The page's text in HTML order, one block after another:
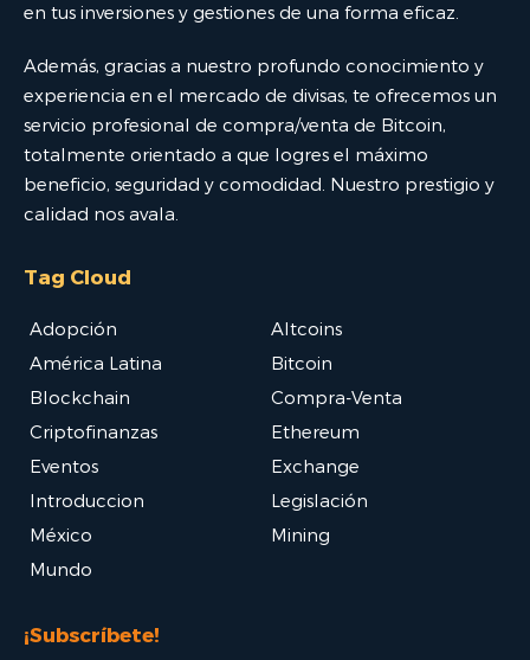
en tus inversiones y gestiones de una forma eficaz.
Además, gracias a nuestro profundo conocimiento y
experiencia en el mercado de divisas, te ofrecemos un
servicio profesional de compra/venta de Bitcoin,
totalmente orientado a que logres el máximo
beneficio, seguridad y comodidad. Nuestro prestigio y
calidad nos avala.
Tag Cloud
Adopción
Altcoins
América Latina
Bitcoin
Blockchain
Compra-Venta
Criptofinanzas
Ethereum
Eventos
Exchange
Introduccion
Legislación
México
Mining
Mundo
¡Subscríbete!